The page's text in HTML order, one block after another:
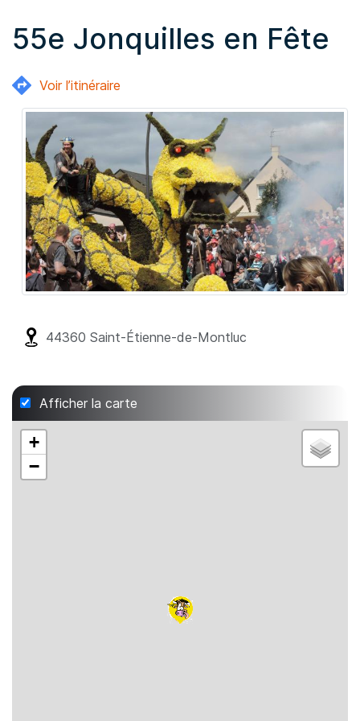
55e Jonquilles en Fête
Voir l’itinéraire
44360 Saint-Étienne-de-Montluc
Afficher la carte
+
−